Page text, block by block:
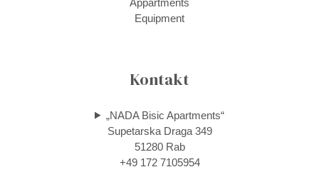
Appartments
Equipment
Kontakt
„NADA Bisic Apartments“
Supetarska Draga 349
51280 Rab
+49 172 7105954